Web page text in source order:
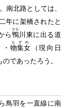
南北路としては、
年に架橋されたと
ら鴨
かも
川東に出る道
・ 物集女
もずめ
（現向日
であったろう。
鳥羽を一直線に南